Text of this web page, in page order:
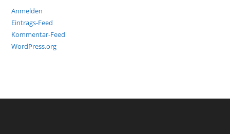
Anmelden
Eintrags-Feed
Kommentar-Feed
WordPress.org